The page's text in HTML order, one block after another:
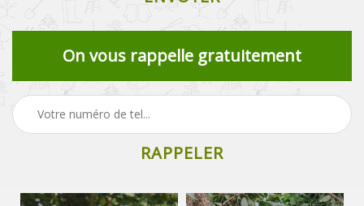
On vous rappelle gratuitement